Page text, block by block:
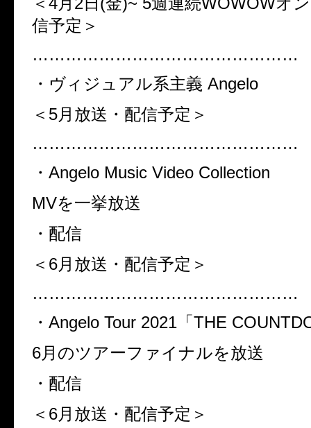
信予定＞
…………………………………………
・ヴィジュアル系主義 Angelo
＜5月放送・配信予定＞
…………………………………………
・ Angelo Music Video Collection
MVを一挙放送
・配信
＜6月放送・配信予定＞
…………………………………………
・ Angelo Tour 2021 「 THE
6月のツアーファイナルを放送
・配信
＜6月放送・配信予定＞